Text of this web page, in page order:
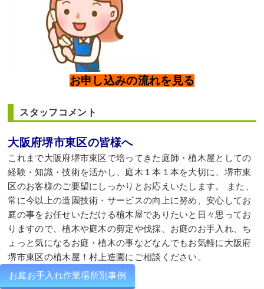
お申し込みの流れを見る
スタッフコメント
大阪府堺市東区の皆様へ
これまで大阪府堺市東区で培ってきた庭師・植木屋としての
経験・知識・技術を活かし、庭木１本１本を大切に、堺市東
区のお客様のご要望にしっかりとお応えいたします。 また、
常に今以上の造園技術・サービスの向上に努め、安心してお
庭の事をお任せいただける植木屋でありたいと日々思ってお
りますので、植木や庭木の剪定や伐採、お庭のお手入れ、ち
ょっと気になるお庭・植木の事などなんでもお気軽に大阪府
堺市東区の植木屋！村上造園にご相談ください。
お庭お手入れ作業場所別事例